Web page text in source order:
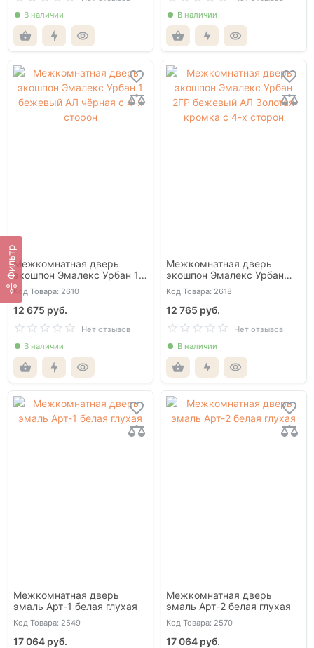
Фильтр
В наличии
В наличии
Межкомнатная дверь
экошпон Эмалекс Урбан 1
бежевый АЛ чёрная с 4-х
сторон
Код Товара: 2610
12 675 руб.
Нет отзывов
В наличии
Межкомнатная дверь
экошпон Эмалекс Урбан
2ГР бежевый АЛ Золотая
кромка с 4-х сторон
Код Товара: 2618
12 765 руб.
Нет отзывов
В наличии
Межкомнатная дверь
эмаль Арт-1 белая глухая
Код Товара: 2549
17 064 руб.
Межкомнатная дверь
эмаль Арт-2 белая глухая
Код Товара: 2570
17 064 руб.